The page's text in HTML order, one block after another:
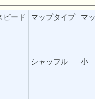
ピード マップタイプ マ
シャッフル 小